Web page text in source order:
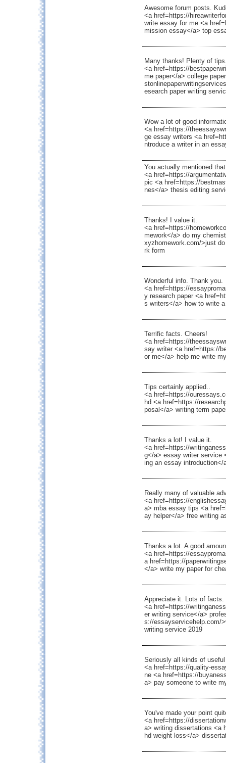
Awesome forum posts.
<a href=https://
write essay for me <a
mission essay</a> top
Many thanks! Plenty of
<a href=https://
me paper</a> college
esearch paper writing
Wow a lot of good
<a href=https://
ge essay writers <a
ntroduce a writer in an
You actually mentioned
<a href=https://
pic <a href=https://
nes</a> thesis editing
Thanks! I value it.
<a href=https://
mework</a> do my
xyzhomework.com/>just
rk form
Wonderful info. Thank you.
<a href=https://
y research paper <a
s writers</a> how to write
Terrific facts. Cheers!
<a href=https://
say writer <a href=https://
or me</a> help me write
Tips certainly applied..
<a href=https://
hd <a href=https://
posal</a> writing term
Thanks a lot! I value it.
<a href=https://
g</a> essay writer service
ing an essay introduction</
Really many of valuable
<a href=https://
a> mba essay tips <a
ay helper</a> free writing
Thanks a lot. A good
<a href=https://
a href=https://
</a> write my paper for
Appreciate it. Lots of facts.
<a href=https://
er writing service</a>
s://essayservicehelp.com/
writing service 2019
Seriously all kinds of
<a href=https://quality-
ne <a href=https://
a> pay someone to write
You've made your point
<a href=https://
a> writing dissertations <a
hd weight loss</a>